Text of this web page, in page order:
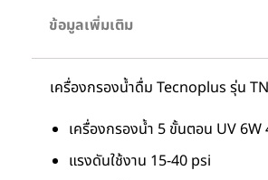
ข้อมูลเพิ่มเติม
เครื่องกรองน้ำดื่ม Tecnoplus รุ่น
เครื่องกรองน้ำ 5 ขั้นตอน UV 6W
แรงดันใช้งาน 15-40 psi